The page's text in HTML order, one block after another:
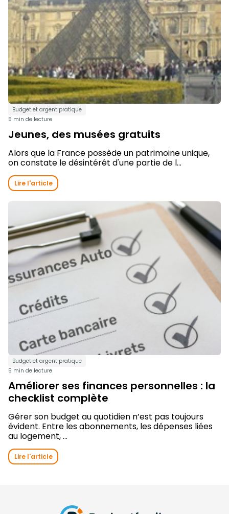
Budget et argent pratique
5 min de lecture
Jeunes, des musées gratuits
Alors que la France possède un patrimoine unique,
on constate le désintérêt d'une partie de l...
Lire l'article
Budget et argent pratique
5 min de lecture
Améliorer ses finances personnelles : la
checklist complète
Gérer son budget au quotidien n’est pas toujours
évident. Entre les abonnements, les dépenses liées
au logement, ...
Lire l'article